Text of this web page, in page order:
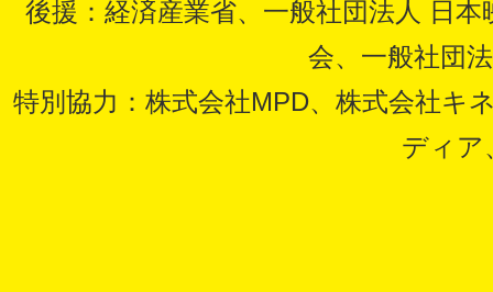
後援：経済産業省、一般社団法人 日
会、一般社団
特別協力：株式会社MPD、株式会社キ
ディア